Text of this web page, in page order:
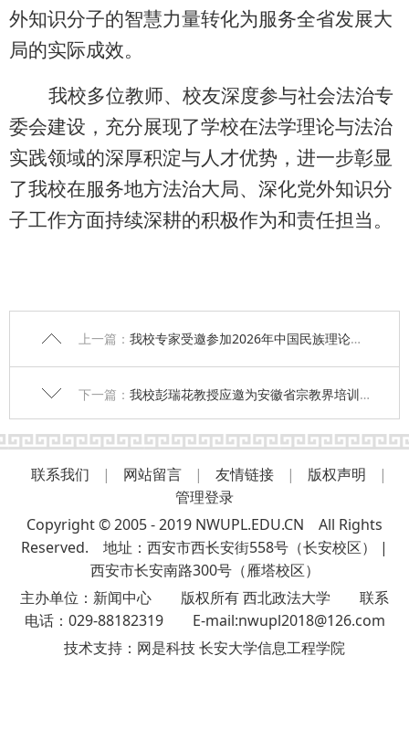
外知识分子的智慧力量转化为服务全省发展大
局的实际成效。
我校多位教师、校友深度参与社会法治专
委会建设，充分展现了学校在法学理论与法治
实践领域的深厚积淀与人才优势，进一步彰显
了我校在服务地方法治大局、深化党外知识分
子工作方面持续深耕的积极作为和责任担当。
上一篇： 我校专家受邀参加2026年中国民族理论学会年
下一篇： 我校彭瑞花教授应邀为安徽省宗教界培训班授课
联系我们 | 网站留言 | 友情链接 | 版权声明
|
管理登录
Copyright © 2005 - 2019 NWUPL.EDU.CN All Rights
Reserved. 地址：西安市西长安街558号（长安校区） |
西安市长安南路300号（雁塔校区）
主办单位：新闻中心 版权所有 西北政法大学 联系
电话：029-88182319 E-mail:nwupl2018@126.com
技术支持： 网是科技 长安大学信息工程学院